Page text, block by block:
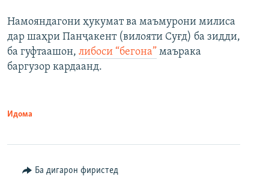
Намояндагони ҳукумат ва маъмурони милиса
дар шаҳри Панҷакент (вилояти Суғд) ба зидди,
ба гуфтаашон, либоси “бегона” маърака
баргузор кардаанд.
Идома
Ба дигарон фиристед